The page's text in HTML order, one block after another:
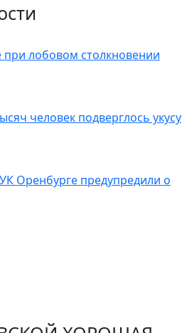
лобовом столкновении
человек подверглось укусу
Оренбурге предупредили о